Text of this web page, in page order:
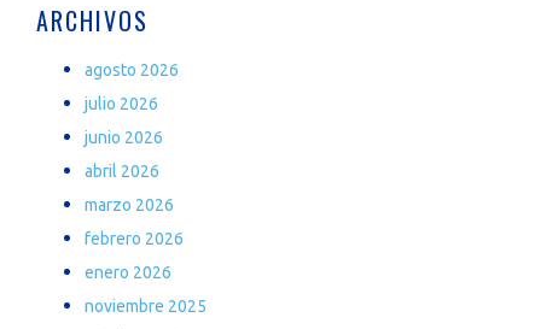
ARCHIVOS
agosto 2026
julio 2026
junio 2026
abril 2026
marzo 2026
febrero 2026
enero 2026
noviembre 2025